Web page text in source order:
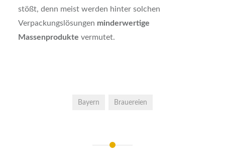
stößt, denn meist werden hinter solchen
Verpackungslösungen minderwertige
Massenprodukte vermutet.
Bayern Brauereien